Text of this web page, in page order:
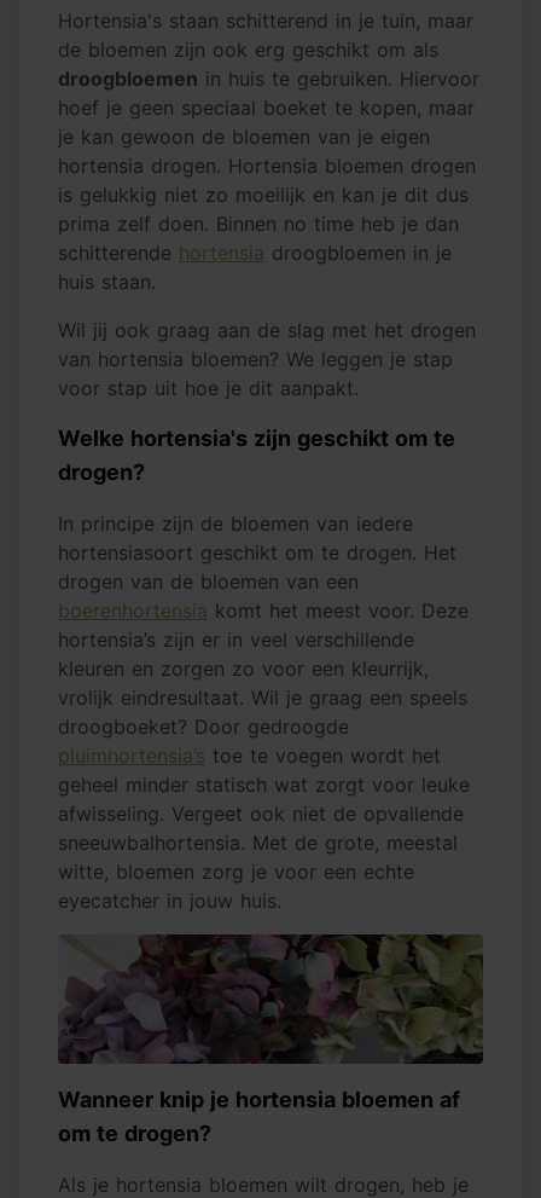
Hortensia's staan schitterend in je tuin, maar
de bloemen zijn ook erg geschikt om als
droogbloemen in huis te gebruiken. Hiervoor
hoef je geen speciaal boeket te kopen, maar
je kan gewoon de bloemen van je eigen
hortensia drogen. Hortensia bloemen drogen
is gelukkig niet zo moeilijk en kan je dit dus
prima zelf doen. Binnen no time heb je dan
schitterende hortensia droogbloemen in je
huis staan.
Wil jij ook graag aan de slag met het drogen
van hortensia bloemen? We leggen je stap
voor stap uit hoe je dit aanpakt.
Welke hortensia's zijn geschikt om te
drogen?
In principe zijn de bloemen van iedere
hortensiasoort geschikt om te drogen. Het
drogen van de bloemen van een
boerenhortensia komt het meest voor. Deze
hortensia’s zijn er in veel verschillende
kleuren en zorgen zo voor een kleurrijk,
vrolijk eindresultaat. Wil je graag een speels
droogboeket? Door gedroogde
pluimhortensia’s toe te voegen wordt het
geheel minder statisch wat zorgt voor leuke
afwisseling. Vergeet ook niet de opvallende
sneeuwbalhortensia. Met de grote, meestal
witte, bloemen zorg je voor een echte
eyecatcher in jouw huis.
Wanneer knip je hortensia bloemen af
om te drogen?
Als je hortensia bloemen wilt drogen, heb je